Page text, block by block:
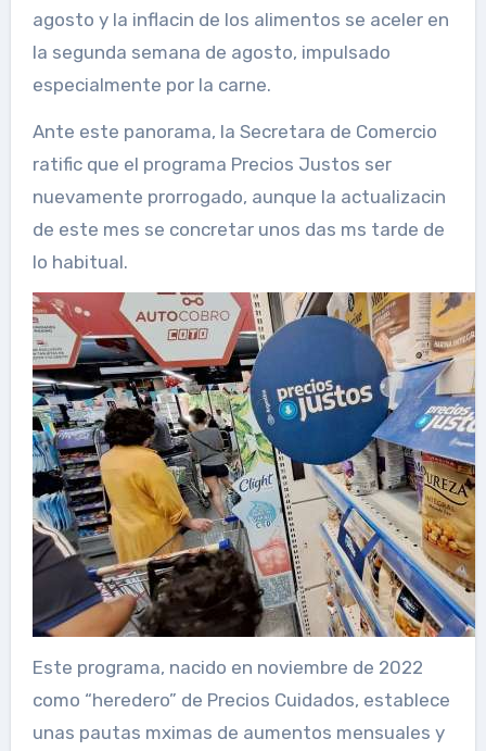
agosto y la inflacin de los alimentos se aceler en
la segunda semana de agosto, impulsado
especialmente por la carne.
Ante este panorama, la Secretara de Comercio
ratific que el programa Precios Justos ser
nuevamente prorrogado, aunque la actualizacin
de este mes se concretar unos das ms tarde de
lo habitual.
Este programa, nacido en noviembre de 2022
como “heredero” de Precios Cuidados, establece
unas pautas mximas de aumentos mensuales y